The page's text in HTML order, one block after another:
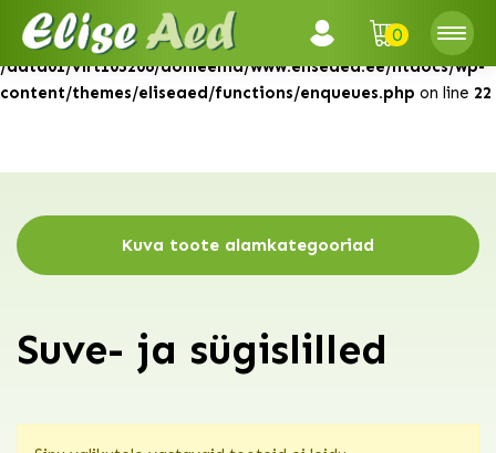
Warning: Attempt to read property "ID" on null in
/data01/virt103206/domeenid/www.eliseaed.ee/htdocs/wp-
content/themes/eliseaed/functions/enqueues.php on line 22
0
Kuva toote alamkategooriad
Suve- ja sügislilled